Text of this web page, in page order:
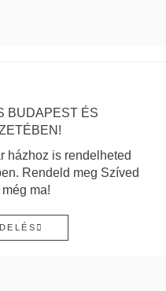
BUDAPEST ÉS
házhoz is rendelheted
Rendeld meg Szíved
ma!